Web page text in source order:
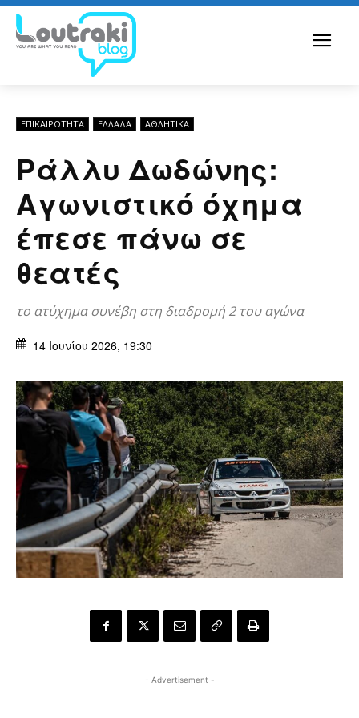
ΕΠΙΚΑΙΡΟΤΗΤΑ ΕΛΛΆΔΑ ΑΘΛΗΤΙΚΑ
Ράλλυ Δωδώνης:
Αγωνιστικό όχημα
έπεσε πάνω σε
θεατές
το ατύχημα συνέβη στη διαδρομή 2 του αγώνα
14 Ιουνίου 2026, 19:30
- Advertisement -